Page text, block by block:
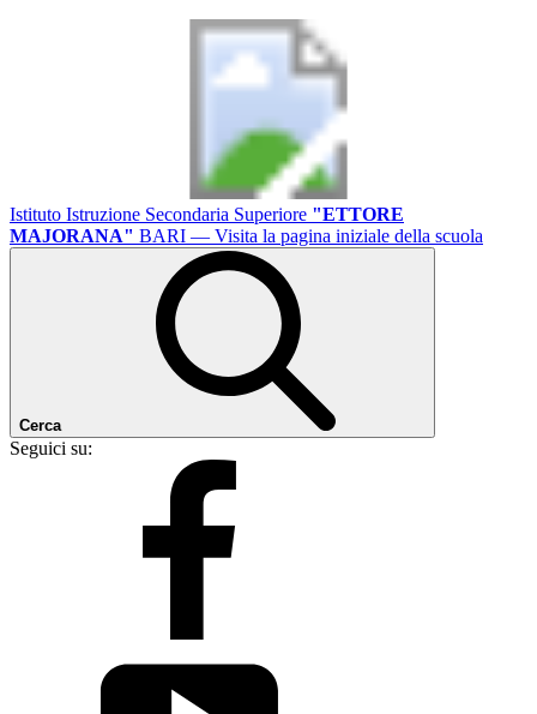
Istituto Istruzione Secondaria Superiore "ETTORE
MAJORANA" BARI — Visita la pagina iniziale della scuola
Cerca
Seguici su: